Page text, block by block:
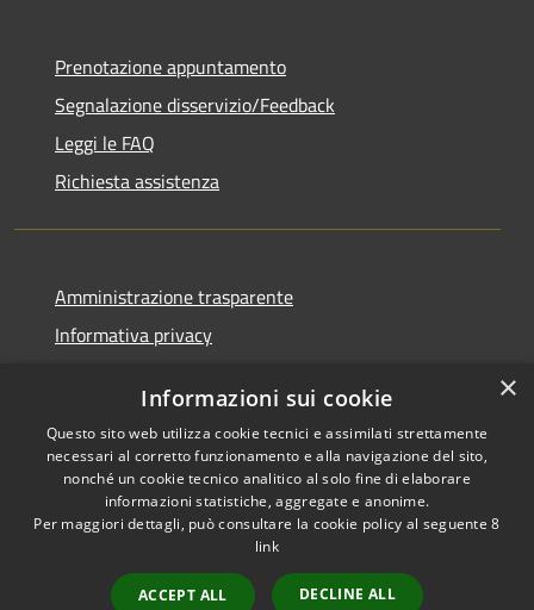
Prenotazione appuntamento
Segnalazione disservizio/Feedback
Leggi le FAQ
Richiesta assistenza
Amministrazione trasparente
Informativa privacy
Dichiarazione di accessibilità
RSS
Copyright © 2026 • Comune di
Municipium •
×
Informazioni sui cookie
Questo sito web utilizza cookie tecnici e assimilati strettamente
necessari al corretto funzionamento e alla navigazione del sito,
nonché un cookie tecnico analitico al solo fine di elaborare
informazioni statistiche, aggregate e anonime.
Per maggiori dettagli, può consultare la cookie policy al seguente8
link
ACCEPT ALL DECLINE ALL